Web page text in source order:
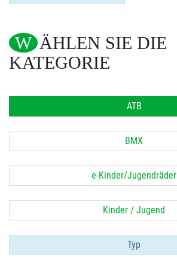
WÄHLEN SIE DIE
KATEGORIE
ATB
BMX
e-Kinder/Jugendräder
Kinder / Jugend
Typ